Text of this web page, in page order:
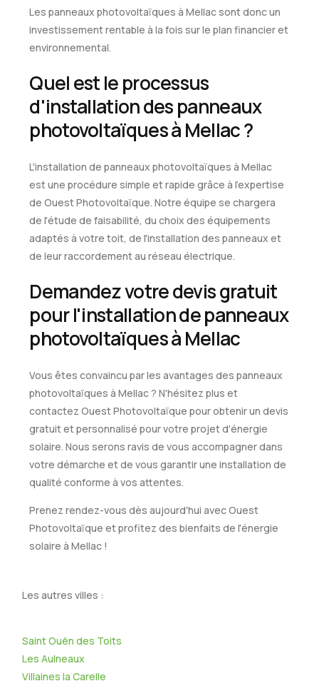
Les panneaux photovoltaïques à Mellac sont donc un
investissement rentable à la fois sur le plan financier et
environnemental.
Quel est le processus
d'installation des panneaux
photovoltaïques à Mellac ?
L'installation de panneaux photovoltaïques à Mellac
est une procédure simple et rapide grâce à l'expertise
de Ouest Photovoltaïque. Notre équipe se chargera
de l'étude de faisabilité, du choix des équipements
adaptés à votre toit, de l'installation des panneaux et
de leur raccordement au réseau électrique.
Demandez votre devis gratuit
pour l'installation de panneaux
photovoltaïques à Mellac
Vous êtes convaincu par les avantages des panneaux
photovoltaïques à Mellac ? N'hésitez plus et
contactez Ouest Photovoltaïque pour obtenir un devis
gratuit et personnalisé pour votre projet d'énergie
solaire. Nous serons ravis de vous accompagner dans
votre démarche et de vous garantir une installation de
qualité conforme à vos attentes.
Prenez rendez-vous dès aujourd'hui avec Ouest
Photovoltaïque et profitez des bienfaits de l'énergie
solaire à Mellac !
Les autres villes :
Saint Ouën des Toits
Les Aulneaux
Villaines la Carelle